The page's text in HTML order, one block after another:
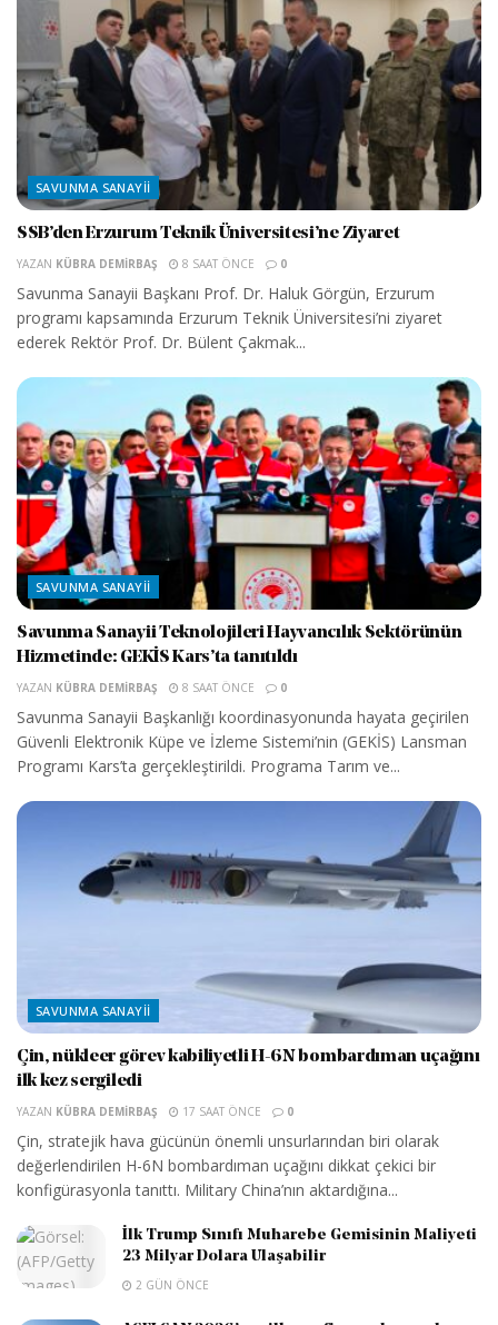
SAVUNMA SANAYII
SSB’den Erzurum Teknik Üniversitesi’ne Ziyaret
YAZAN KÜBRA DEMIRBAŞ 8 SAAT ÖNCE 0
Savunma Sanayii Başkanı Prof. Dr. Haluk Görgün, Erzurum
programı kapsamında Erzurum Teknik Üniversitesi’ni ziyaret
ederek Rektör Prof. Dr. Bülent Çakmak...
SAVUNMA SANAYII
Savunma Sanayii Teknolojileri Hayvancılık Sektörünün
Hizmetinde: GEKİS Kars’ta tanıtıldı
YAZAN KÜBRA DEMIRBAŞ 8 SAAT ÖNCE 0
Savunma Sanayii Başkanlığı koordinasyonunda hayata geçirilen
Güvenli Elektronik Küpe ve İzleme Sistemi’nin (GEKİS) Lansman
Programı Kars’ta gerçekleştirildi. Programa Tarım ve...
SAVUNMA SANAYII
Çin, nükleer görev kabiliyetli H-6N bombardıman uçağını
ilk kez sergiledi
YAZAN KÜBRA DEMIRBAŞ 17 SAAT ÖNCE 0
Çin, stratejik hava gücünün önemli unsurlarından biri olarak
değerlendirilen H-6N bombardıman uçağını dikkat çekici bir
konfigürasyonla tanıttı. Military China’nın aktardığına...
İlk Trump Sınıfı Muharebe Gemisinin Maliyeti
23 Milyar Dolara Ulaşabilir
2 GÜN ÖNCE